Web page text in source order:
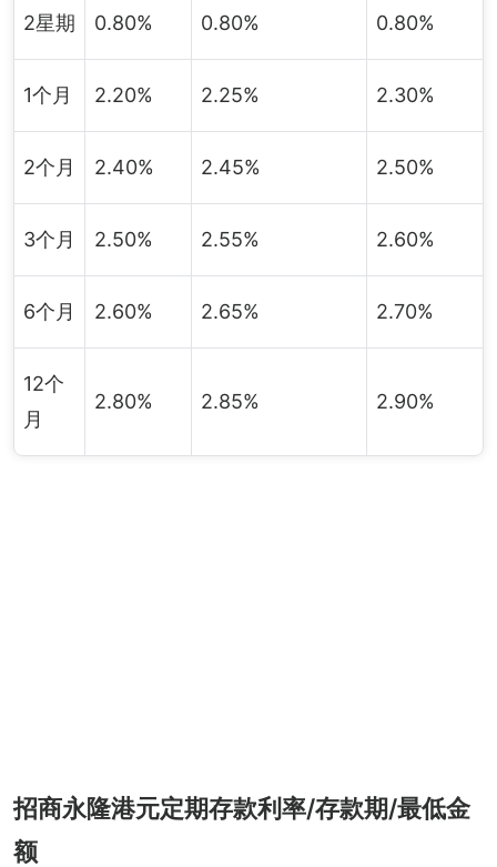
2星期 0.80% 0.80% 0.80%
1个月 2.20% 2.25% 2.30%
2个月 2.40% 2.45% 2.50%
3个月 2.50% 2.55% 2.60%
6个月 2.60% 2.65% 2.70%
12个
月
2.80% 2.85% 2.90%
招商永隆港元定期存款利率/存款期/最低金
额